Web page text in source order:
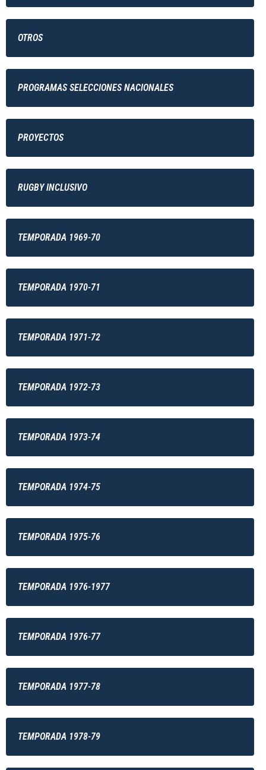
OTROS
PROGRAMAS SELECCIONES NACIONALES
PROYECTOS
RUGBY INCLUSIVO
TEMPORADA 1969-70
TEMPORADA 1970-71
TEMPORADA 1971-72
TEMPORADA 1972-73
TEMPORADA 1973-74
TEMPORADA 1974-75
TEMPORADA 1975-76
TEMPORADA 1976-1977
TEMPORADA 1976-77
TEMPORADA 1977-78
TEMPORADA 1978-79